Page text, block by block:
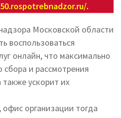
.
Московской области
воспользоваться
онлайн, что максимально
и рассмотрения
ускорит их
офис организации тогда